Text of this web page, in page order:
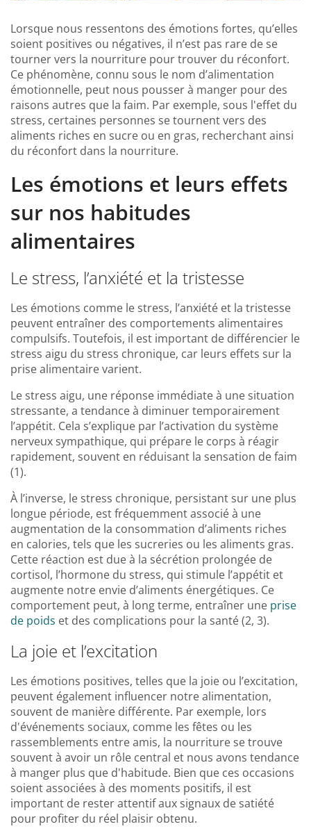
Lorsque nous ressentons des émotions fortes, qu’elles
soient positives ou négatives, il n’est pas rare de se
tourner vers la nourriture pour trouver du réconfort.
Ce phénomène, connu sous le nom d’alimentation
émotionnelle, peut nous pousser à manger pour des
raisons autres que la faim. Par exemple, sous l'effet du
stress, certaines personnes se tournent vers des
aliments riches en sucre ou en gras, recherchant ainsi
du réconfort dans la nourriture.
Les émotions et leurs effets
sur nos habitudes
alimentaires
Le stress, l’anxiété et la tristesse
Les émotions comme le stress, l’anxiété et la tristesse
peuvent entraîner des comportements alimentaires
compulsifs. Toutefois, il est important de différencier le
stress aigu du stress chronique, car leurs effets sur la
prise alimentaire varient.
Le stress aigu, une réponse immédiate à une situation
stressante, a tendance à diminuer temporairement
l’appétit. Cela s’explique par l’activation du système
nerveux sympathique, qui prépare le corps à réagir
rapidement, souvent en réduisant la sensation de faim
(1).
À l’inverse, le stress chronique, persistant sur une plus
longue période, est fréquemment associé à une
augmentation de la consommation d’aliments riches
en calories, tels que les sucreries ou les aliments gras.
Cette réaction est due à la sécrétion prolongée de
cortisol, l’hormone du stress, qui stimule l’appétit et
augmente notre envie d’aliments énergétiques. Ce
comportement peut, à long terme, entraîner une prise
de poids et des complications pour la santé (2, 3).
La joie et l’excitation
Les émotions positives, telles que la joie ou l’excitation,
peuvent également influencer notre alimentation,
souvent de manière différente. Par exemple, lors
d'événements sociaux, comme les fêtes ou les
rassemblements entre amis, la nourriture se trouve
souvent à avoir un rôle central et nous avons tendance
à manger plus que d'habitude. Bien que ces occasions
soient associées à des moments positifs, il est
important de rester attentif aux signaux de satiété
pour profiter du réel plaisir obtenu.